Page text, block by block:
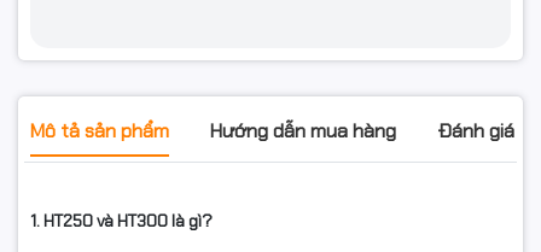
Mô tả sản phẩm Hướng dẫn mua hàng Đánh giá
1. HT250 và HT300 là gì?